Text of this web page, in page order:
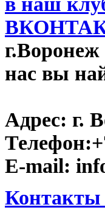
г.Воронеж
нас вы
Адрес: г.
Телефон:
E-mail:
Контакты